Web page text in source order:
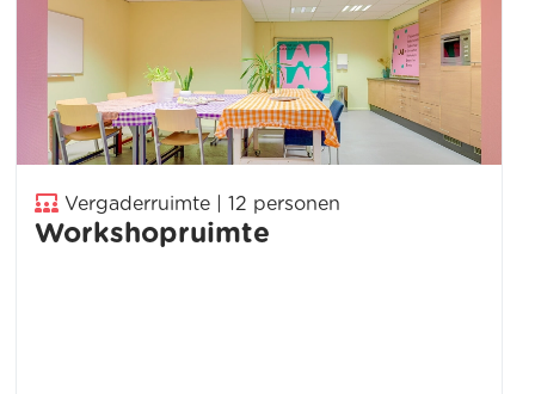
Vergaderruimte | 12 personen
Workshopruimte